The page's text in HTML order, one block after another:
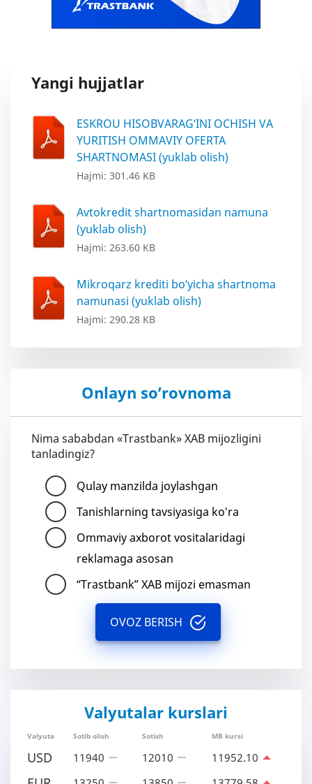
Yangi hujjatlar
ESKROU HISOBVARAG‘INI OCHISH VA
YURITISH OMMAVIY OFERTA
SHARTNOMASI (yuklab olish)
Hajmi: 301.46 KB
Avtokredit shartnomasidan namuna
(yuklab olish)
Hajmi: 263.60 KB
Mikroqarz krediti bo‘yicha shartnoma
namunasi (yuklab olish)
Hajmi: 290.28 KB
Onlayn so’rovnoma
Nima sababdan «Trastbank» XAB mijozligini
tanladingiz?
Qulay manzilda joylashgan
Tanishlarning tavsiyasiga ko'ra
Ommaviy axborot vositalaridagi
reklamaga asosan
“Trastbank” XAB mijozi emasman
OVOZ BERISH
Valyutalar kurslari
Valyuta Sotib olish Sotish MB kursi
USD 11940 12010 11952.10